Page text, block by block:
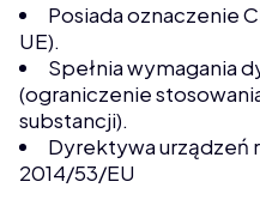
Posiada oznaczenie
UE).
Spełnia wymagania
(ograniczenie
substancji).
Dyrektywa urządzeń
2014/53/EU